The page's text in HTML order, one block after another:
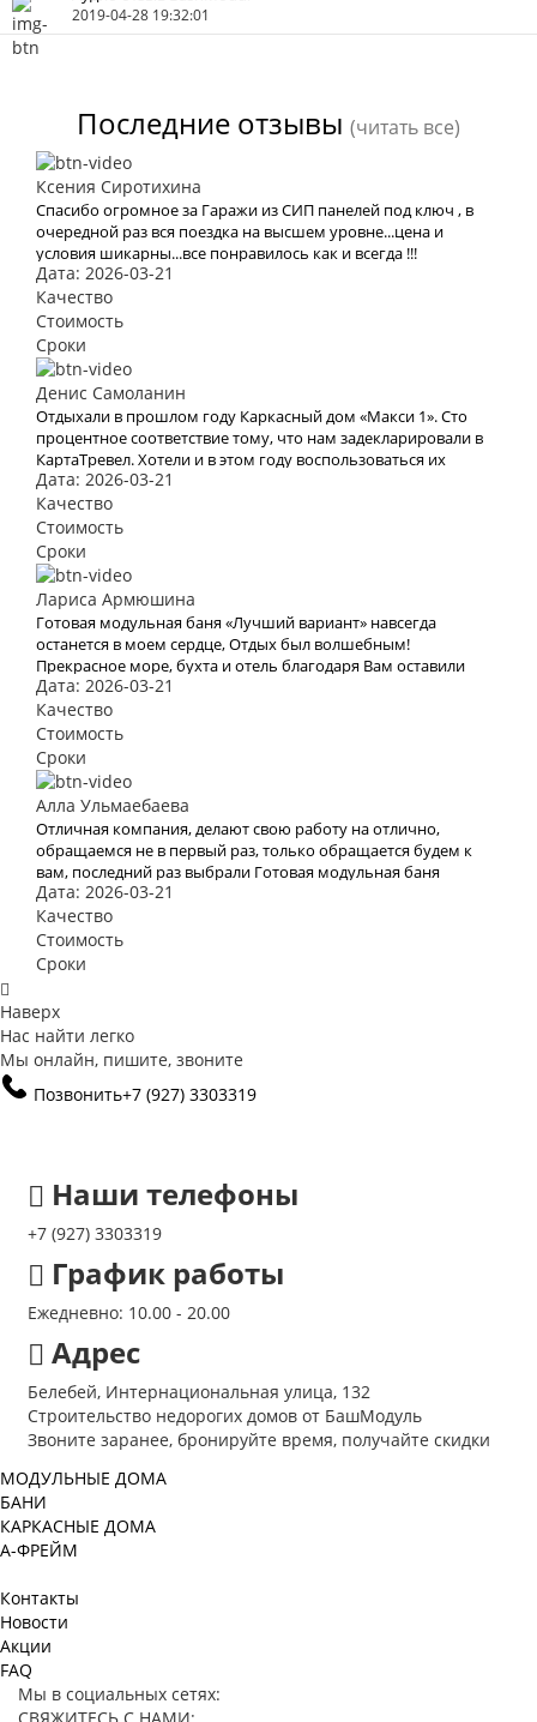
2019-04-28 19:32:01
Последние отзывы (читать все)
Ксения Сиротихина
Спасибо огромное за Гаражи из СИП панелей под ключ , в
очередной раз вся поездка на высшем уровне...цена и
условия шикарны...все понравилось как и всегда !!!
Дата: 2026-03-21
Качество
Стоимость
Сроки
Денис Самоланин
Отдыхали в прошлом году Каркасный дом «Макси 1». Сто
процентное соответствие тому, что нам задекларировали в
КартаТревел. Хотели и в этом году воспользоваться их
услугами, но видимо эта пандемия все испортит.
Дата: 2026-03-21
Качество
Стоимость
Сроки
Лариса Армюшина
Готовая модульная баня «Лучший вариант» навсегда
останется в моем сердце, Отдых был волшебным!
Прекрасное море, бухта и отель благодаря Вам оставили
яркое впечатление и бурю эмоций. В это место хочется
возвращаться Снова и снова. Спасибо Вам за Вашу работу.
Мы с мужем рады, что обратились к Вам. Теперь с Вами
отдых для нас больше не проблема
Дата: 2026-03-21
Качество
Стоимость
Сроки
Алла Ульмаебаева
Отличная компания, делают свою работу на отлично,
обращаемся не в первый раз, только обращается будем к
вам, последний раз выбрали Готовая модульная баня
«Лучший вариант»
Дата: 2026-03-21
Качество
Стоимость
Сроки
Наверх
Нас найти легко
Мы онлайн, пишите, звоните
Позвонить+7 (927) 3303319
Наши телефоны
+7 (927) 3303319
График работы
Ежедневно: 10.00 - 20.00
Адрес
Белебей, Интернациональная улица, 132
Строительство недорогих домов от БашМодуль
Звоните заранее, бронируйте время, получайте скидки
Контакты
Новости
Акции
FAQ
МОДУЛЬНЫЕ ДОМА
БАНИ
КАРКАСНЫЕ ДОМА
А-ФРЕЙМ
Мы в социальных сетях: